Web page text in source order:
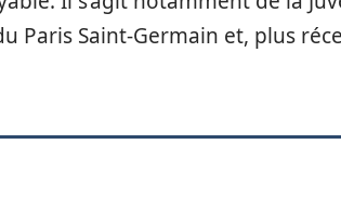
Paris Saint-Germain et, plus